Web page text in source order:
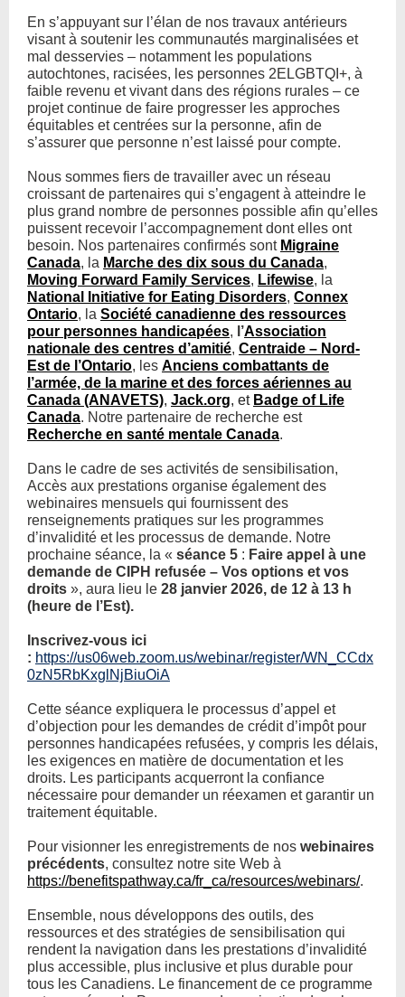
En s’appuyant sur l’élan de nos travaux antérieurs
visant à soutenir les communautés marginalisées et
mal desservies – notamment les populations
autochtones, racisées, les personnes 2ELGBTQI+, à
faible revenu et vivant dans des régions rurales – ce
projet continue de faire progresser les approches
équitables et centrées sur la personne, afin de
s’assurer que personne n’est laissé pour compte.
Nous sommes fiers de travailler avec un réseau
croissant de partenaires qui s’engagent à atteindre le
plus grand nombre de personnes possible afin qu’elles
puissent recevoir l’accompagnement dont elles ont
besoin. Nos partenaires confirmés sont Migraine
Canada, la Marche des dix sous du Canada,
Moving Forward Family Services, Lifewise, la
National Initiative for Eating Disorders, Connex
Ontario, la Société canadienne des ressources
pour personnes handicapées, l’Association
nationale des centres d’amitié, Centraide – Nord-
Est de l’Ontario, les Anciens combattants de
l’armée, de la marine et des forces aériennes au
Canada (ANAVETS), Jack.org, et Badge of Life
Canada. Notre partenaire de recherche est
Recherche en santé mentale Canada.
Dans le cadre de ses activités de sensibilisation,
Accès aux prestations organise également des
webinaires mensuels qui fournissent des
renseignements pratiques sur les programmes
d’invalidité et les processus de demande. Notre
prochaine séance, la « séance 5 : Faire appel à une
demande de CIPH refusée – Vos options et vos
droits », aura lieu le 28 janvier 2026, de 12 à 13 h
(heure de l’Est).
Inscrivez-vous ici
: https://us06web.zoom.us/webinar/register/WN_CCdx
0zN5RbKxglNjBiuOiA
Cette séance expliquera le processus d’appel et
d’objection pour les demandes de crédit d’impôt pour
personnes handicapées refusées, y compris les délais,
les exigences en matière de documentation et les
droits. Les participants acquerront la confiance
nécessaire pour demander un réexamen et garantir un
traitement équitable.
Pour visionner les enregistrements de nos webinaires
précédents, consultez notre site Web à
https://benefitspathway.ca/fr_ca/resources/webinars/.
Ensemble, nous développons des outils, des
ressources et des stratégies de sensibilisation qui
rendent la navigation dans les prestations d’invalidité
plus accessible, plus inclusive et plus durable pour
tous les Canadiens. Le financement de ce programme